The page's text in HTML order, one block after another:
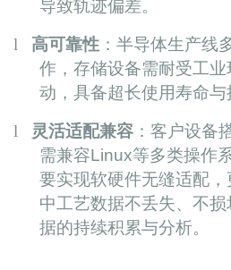
导致轨迹偏差。
l 高可靠性 ：半导体生产线
作，存储设备需耐受工
动，具备超长使用寿命与
l 灵活适配兼容 ：客户设备
需兼容Linux等多类操作
要实现软硬件无缝适配
中工艺数据不丢失、不
据的持续积累与分析。